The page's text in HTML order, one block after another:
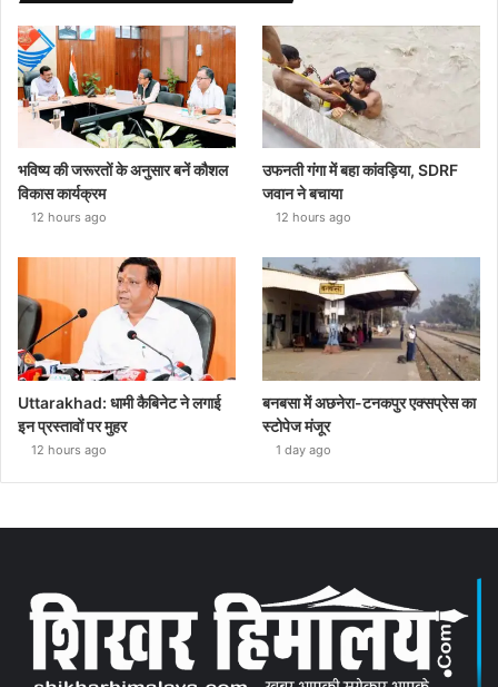
भविष्य की जरूरतों के अनुसार बनें कौशल
विकास कार्यक्रम
12 hours ago
उफनती गंगा में बहा कांवड़िया, SDRF
जवान ने बचाया
12 hours ago
Uttarakhad: धामी कैबिनेट ने लगाई
इन प्रस्तावों पर मुहर
12 hours ago
बनबसा में अछनेरा-टनकपुर एक्सप्रेस का
स्टोपेज मंजूर
1 day ago